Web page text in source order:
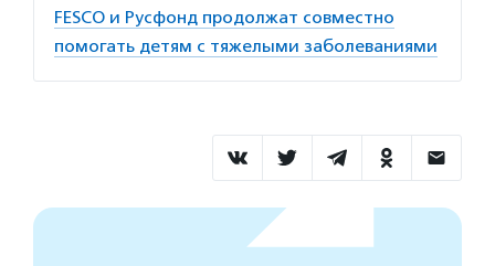
FESCO и Русфонд продолжат совместно
помогать детям с тяжелыми заболеваниями